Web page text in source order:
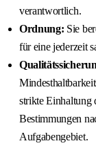
verantwortlich.
Ordnung: Sie
für eine jederzeit
strikte Einhaltung
Bestimmungen
Aufgabengebiet.